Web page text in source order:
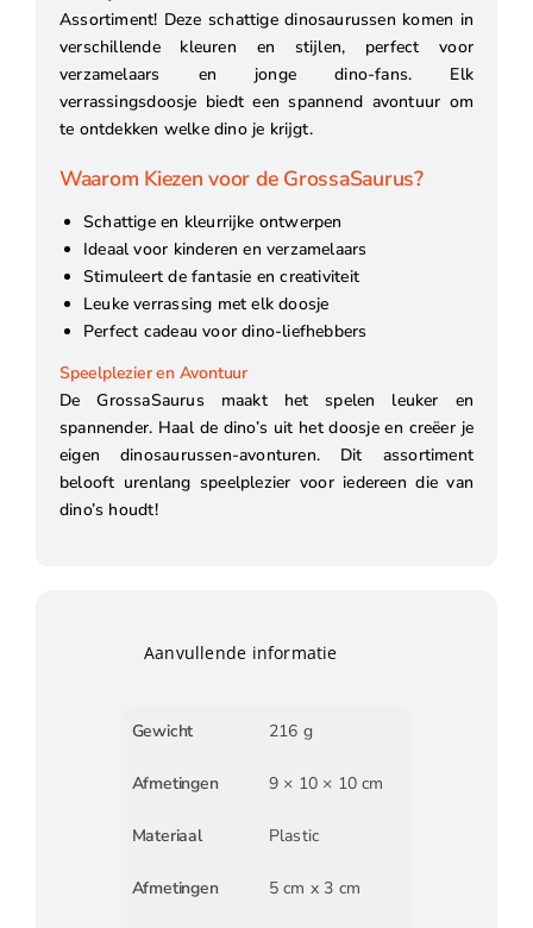
Assortiment! Deze schattige dinosaurussen komen in
verschillende kleuren en stijlen, perfect voor
verzamelaars en jonge dino-fans. Elk
verrassingsdoosje biedt een spannend avontuur om
te ontdekken welke dino je krijgt.
Waarom Kiezen voor de GrossaSaurus?
Schattige en kleurrijke ontwerpen
Ideaal voor kinderen en verzamelaars
Stimuleert de fantasie en creativiteit
Leuke verrassing met elk doosje
Perfect cadeau voor dino-liefhebbers
Speelplezier en Avontuur
De GrossaSaurus maakt het spelen leuker en
spannender. Haal de dino’s uit het doosje en creëer je
eigen dinosaurussen-avonturen. Dit assortiment
belooft urenlang speelplezier voor iedereen die van
dino’s houdt!
Aanvullende informatie
Gewicht 216 g
Afmetingen 9 × 10 × 10 cm
Materiaal Plastic
Afmetingen 5 cm x 3 cm